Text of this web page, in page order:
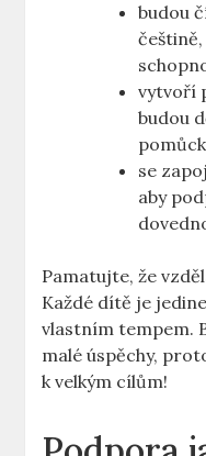
budou
vytvoří
budou
se
aby
Pamatujte, že
Každé dítě je
vlastním tempem.
malé úspěchy,
k velkým cílům!